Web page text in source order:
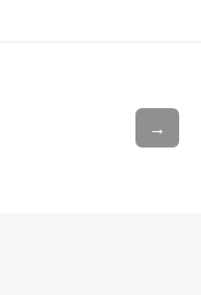
→